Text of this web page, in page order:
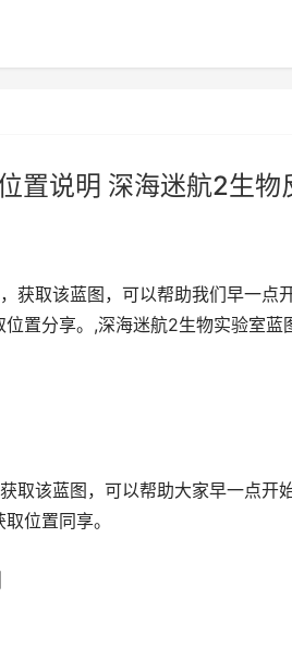
置说明 深海迷航2生物
取该蓝图，可以帮助我们早一点
置分享。,深海迷航2生物实验室
取该蓝图，可以帮助大家早一点开
位置同享。